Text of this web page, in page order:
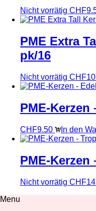
Nicht vorrätig CHF
PME Extra
pk/16
Nicht vorrätig CHF
PME-Kerzen
CHF9.50 In den
PME-Kerzen
Nicht vorrätig CHF
Menu